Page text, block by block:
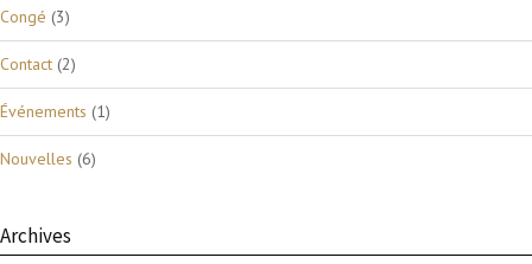
Congé (3)
Contact (2)
Événements (1)
Nouvelles (6)
Archives